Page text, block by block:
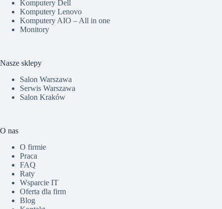
Komputery Dell
Komputery Lenovo
Komputery AIO – All in one
Monitory
Nasze sklepy
Salon Warszawa
Serwis Warszawa
Salon Kraków
O nas
O firmie
Praca
FAQ
Raty
Wsparcie IT
Oferta dla firm
Blog